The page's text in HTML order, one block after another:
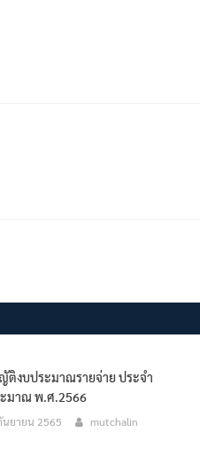
งบประมาณรายจ่าย ประจำ
มาณ พ.ศ.2566
นยายน 2565 mutchalin